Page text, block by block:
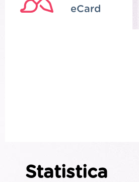
eCard
Statistica